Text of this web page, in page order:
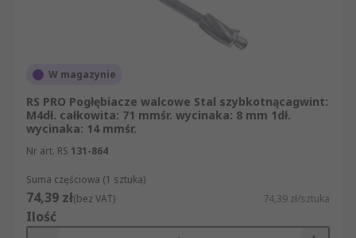
W magazynie
RS PRO Pogłębiacze walcowe Stal szybkotnącagwint:
M4dł. całkowita: 71 mmśr. wycinaka: 8 mm 1dł.
wycinaka: 14 mmśr.
Nr art. RS 131-864
Suma częściowa (1 sztuka)
74,39 zł(bez VAT) 74,39 zł/sztuka
Ilość